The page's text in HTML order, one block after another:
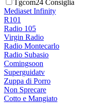
Tgcom24 Consiglia
Mediaset Infinity
R101
Radio 105
Virgin Radio
Radio Montecarlo
Radio Subasio
Comingsoon
Superguidatv
Zuppa di Porro
Non Sprecare
Cotto e Mangiato